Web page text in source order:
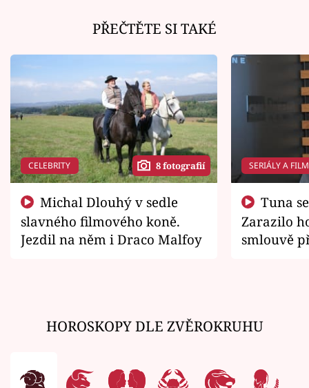
PŘEČTĚTE SI TAKÉ
CELEBRITY 8 fotografií
slavného filmového koně.
Jezdil na něm i Draco Malfoy
SERIÁLY A
Zarazilo
smlouvě
HOROSKOPY DLE ZVĚROKRUHU